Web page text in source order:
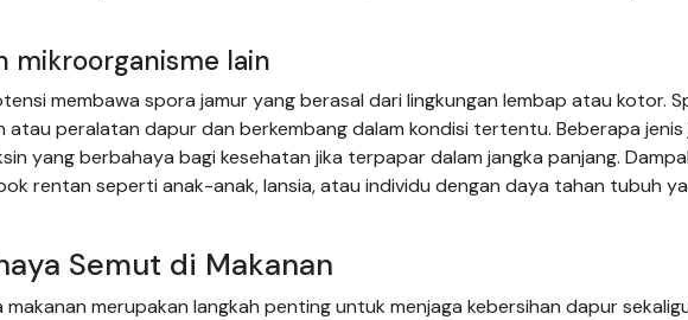
mikroorganisme lain
membawa spora jamur yang berasal dari lingkungan lembap atau kotor.
atau peralatan dapur dan berkembang dalam kondisi tertentu. Beberapa jenis
yang berbahaya bagi kesehatan jika terpapar dalam jangka panjang.
rentan seperti anak-anak, lansia, atau individu dengan daya tahan tubuh
Semut di Makanan
merupakan langkah penting untuk menjaga kebersihan dapur